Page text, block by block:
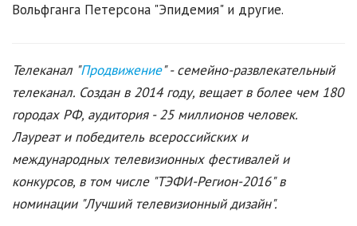
Вольфганга Петерсона "Эпидемия" и другие.
Телеканал "Продвижение" - семейно-развлекательный
телеканал. Создан в 2014 году, вещает в более чем 180
городах РФ, аудитория - 25 миллионов человек.
Лауреат и победитель всероссийских и
международных телевизионных фестивалей и
конкурсов, в том числе "ТЭФИ-Регион-2016" в
номинации "Лучший телевизионный дизайн".